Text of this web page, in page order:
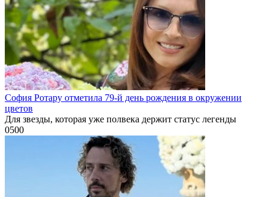
София Ротару отметила 79-й день рождения в окружении
цветов
Для звезды, которая уже полвека держит статус легенды
0500